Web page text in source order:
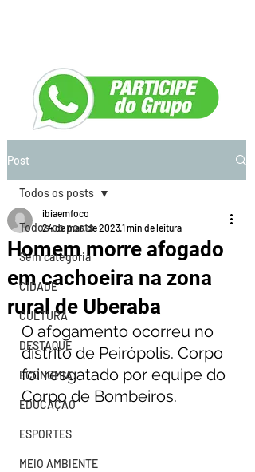
Post
Todos os posts
Sem categoria
CIDADE
CULTURA
DESTAQUE
ECONOMIA
EDUCAÇÃO
ESPORTES
MEIO AMBIENTE
Todos os posts
Homem morre afogado
em cachoeira na zona
rural de Uberaba
ibiaemfoco
24 de mar. de 20231 min de leitura
O afogamento ocorreu no
distrito de Peirópolis. Corpo
foi resgatado por equipe do
Corpo de Bombeiros.